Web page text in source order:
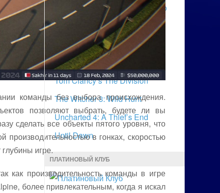
команды без выбора происхождения.
позволяют выбрать, будете ли вы
сделать все объекты пятого уровня, что
в гонках, скоростью
игре.
как производительность команды в игре
более привлекательным, когда я искал
Бездепозитные бонусы казино
Mirror’s Edge Catalyst
Overwatch
Ratchet & Clank
Tom Clancy’s The Division
The Witcher 3: Wild Hunt
Uncharted 4: A Thief’s End
Until Dawn
ПЛАТИНОВЫЙ КЛУБ